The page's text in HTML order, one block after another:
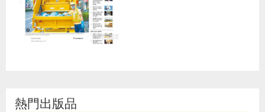
熱門出版品